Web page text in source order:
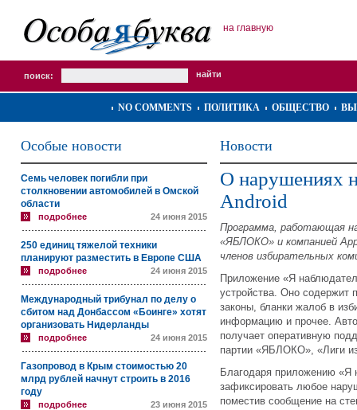
на главную
поиск:
NO COMMENTS ПОЛИТИКА ОБЩЕСТВО
Особые новости
Семь человек погибли при
столкновении автомобилей в Омской
области
подробнее 24 июня 2015
250 единиц тяжелой техники
планируют разместить в Европе США
подробнее 24 июня 2015
Международный трибунал по делу о
сбитом над Донбассом «Боинге» хотят
организовать Нидерланды
подробнее 24 июня 2015
Газопровод в Крым стоимостью 20
млрд рублей начнут строить в 2016
году
подробнее 23 июня 2015
Новости
О нарушениях
Android
Программа, работающая
«ЯБЛОКО» и компанией
членов избирательных
Приложение «Я
устройства. Оно содержит
законы, бланки жалоб в
информацию и прочее.
получает оперативную
партии «ЯБЛОКО», «Лиги
Благодаря приложению «Я
зафиксировать любое
поместив сообщение на